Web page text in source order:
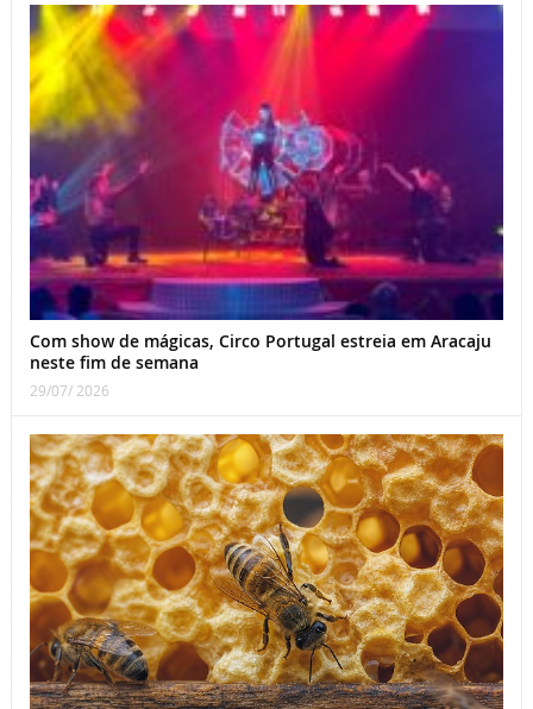
Com show de mágicas, Circo Portugal estreia em Aracaju
neste fim de semana
29/07/ 2026